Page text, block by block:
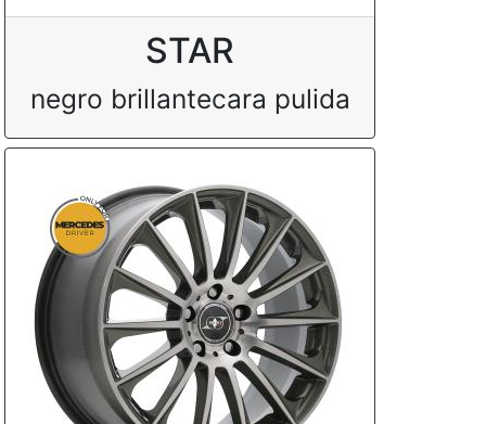
STAR
negro brillantecara pulida